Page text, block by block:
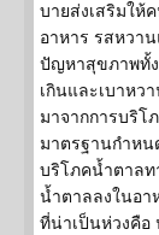
บายส่งเสริมให้
อาหาร รสหวา
ปัญหาสุขภาพทั้
เกินและเบาหว
มาจากการบริโ
มาตรฐานกำหน
บริโภคน้ำตาลท
น้ำตาลลงในอา
ที่น่าเป็นห่วงคือ